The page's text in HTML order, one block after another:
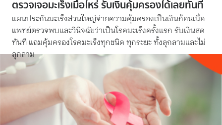
ตรวจเจอมะเร็งเมื่อไหร่ รับเงินคุ้มครองได้เลยทันที
แผนประกันมะเร็งส่วนใหญ่จ่ายความคุ้มครองเป็นเงินก้อนเมื่อ
แพทย์ตรวจพบและวินิจฉัยว่าเป็นโรคมะเร็งครั้งแรก รับเงินสด
ทันที แถมคุ้มครองโรคมะเร็งทุกชนิด ทุกระยะ ทั้งลุกลามและไม่
ลุกลาม